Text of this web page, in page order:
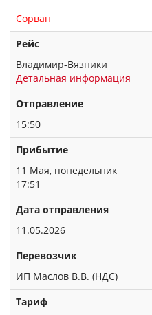
Сорван
Рейс
Владимир-Вязники
Детальная информация
Отправление
15:50
Прибытие
11 Мая, понедельник
17:51
Дата отправления
11.05.2026
Перевозчик
ИП Маслов В.В. (НДС)
Тариф